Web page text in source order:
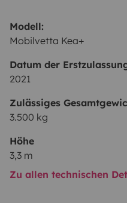
Modell:
Mobilvetta Kea+
Datum der
2021
Zulässiges
3.500 kg
Höhe
3,3 m
Zu allen technischen